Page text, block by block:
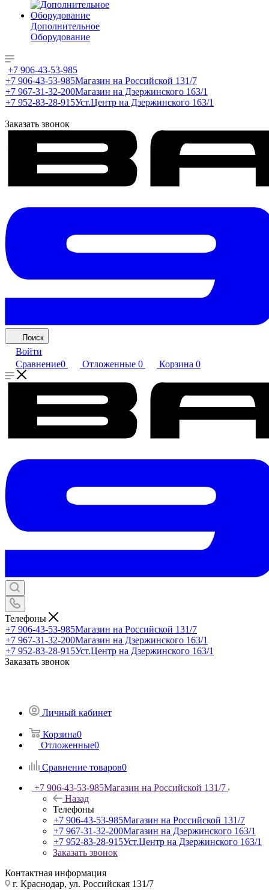
Дополнительное
Оборудование
+7 906-43-53-985
+7 906-43-53-985Магазин на Российской 131/7
+7 967-31-32-200Магазин на Дзержинского 163/1
+7 952-83-28-915Уст.Центр на Дзержинского 163/1
Заказать звонок
Поиск
Войти
Сравнение0 Отложенные 0 Корзина 0
Телефоны
+7 906-43-53-985Магазин на Российской 131/7
+7 967-31-32-200Магазин на Дзержинского 163/1
+7 952-83-28-915Уст.Центр на Дзержинского 163/1
Заказать звонок
Личный кабинет
Корзина0
Отложенные0
Сравнение товаров0
+7 906-43-53-985Магазин на Российской 131/7
Назад
Телефоны
+7 906-43-53-985Магазин на Российской 131/7
+7 967-31-32-200Магазин на Дзержинского 163/1
+7 952-83-28-915Уст.Центр на Дзержинского 163/1
Заказать звонок
Контактная информация
г. Краснодар, ул. Российская 131/7